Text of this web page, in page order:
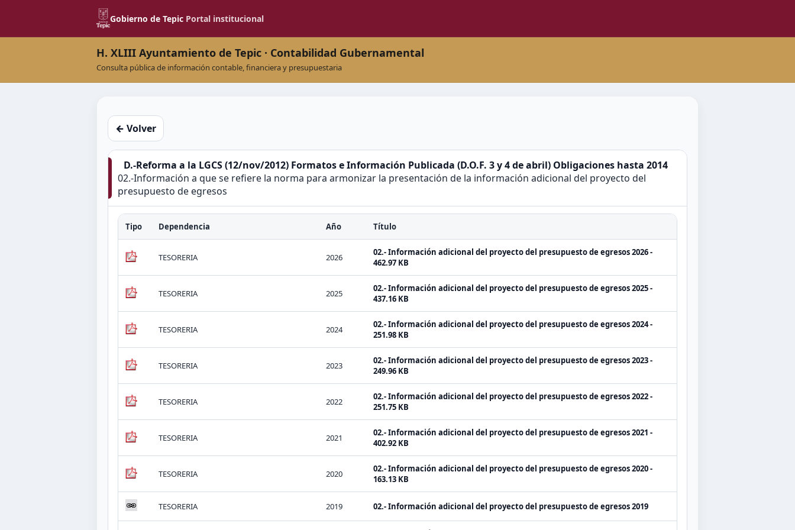
Gobierno de Tepic Portal institucional
H. XLIII Ayuntamiento de Tepic · Contabilidad Gubernamental
Consulta pública de información contable, financiera y presupuestaria
← Volver
D.-Reforma a la LGCS (12/nov/2012) Formatos e Información Publicada (D.O.F. 3 y 4 de abril) Obligaciones hasta 2014
02.-Información a que se refiere la norma para armonizar la presentación de la información adicional del proyecto del
presupuesto de egresos
Tipo Dependencia Año Título
TESORERIA 2026
02.- Información adicional del proyecto del presupuesto de egresos 2026 -
462.97 KB
TESORERIA 2025
02.- Información adicional del proyecto del presupuesto de egresos 2025 -
437.16 KB
TESORERIA 2024
02.- Información adicional del proyecto del presupuesto de egresos 2024 -
251.98 KB
TESORERIA 2023
02.- Información adicional del proyecto del presupuesto de egresos 2023 -
249.96 KB
TESORERIA 2022
02.- Información adicional del proyecto del presupuesto de egresos 2022 -
251.75 KB
TESORERIA 2021
02.- Información adicional del proyecto del presupuesto de egresos 2021 -
402.92 KB
TESORERIA 2020
02.- Información adicional del proyecto del presupuesto de egresos 2020 -
163.13 KB
TESORERIA 2019 02.- Información adicional del proyecto del presupuesto de egresos 2019